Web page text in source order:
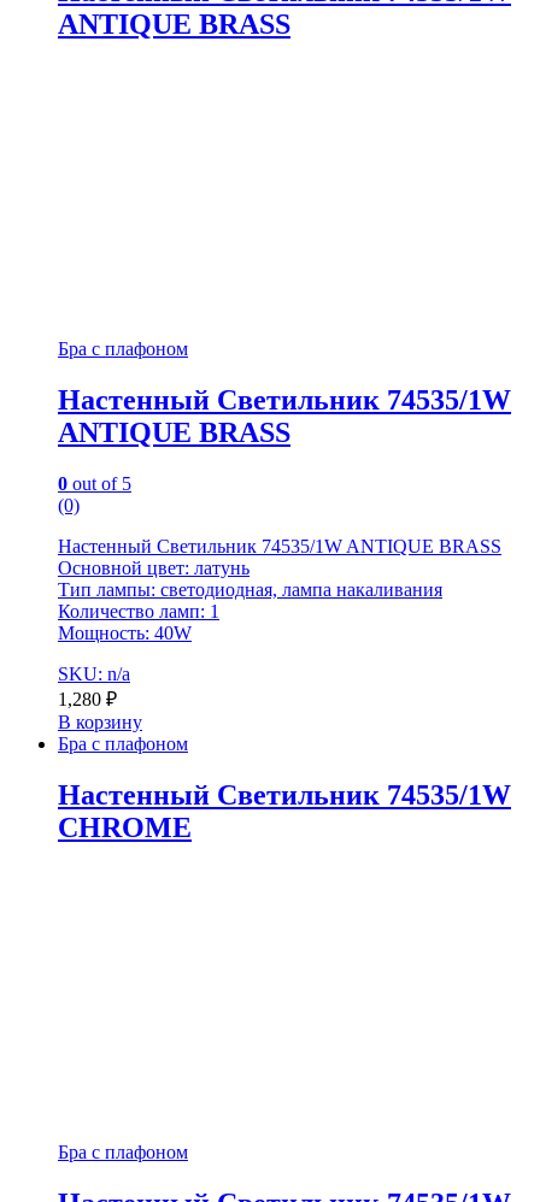
ANTIQUE BRASS
Бра с плафоном
Настенный Светильник 74535/1W
ANTIQUE BRASS
0 out of 5
(0)
Настенный Светильник 74535/1W ANTIQUE BRASS
Основной цвет: латунь
Тип лампы: светодиодная, лампа накаливания
Количество ламп: 1
Мощность: 40W
SKU: n/a
1,280 ₽
В корзину
Бра с плафоном
Настенный Светильник 74535/1W
CHROME
Бра с плафоном